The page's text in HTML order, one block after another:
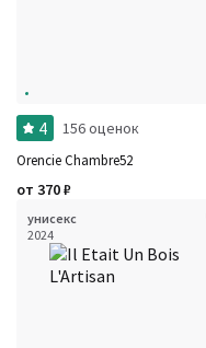
4 156 оценок
Orencie Chambre52
от 370₽
унисекс
2024